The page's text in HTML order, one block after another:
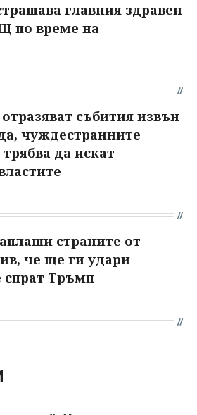
главния здравен
по време на
събития извън
чуждестранните
да искат
страните от
че ще ги удари
спрат Тръмп